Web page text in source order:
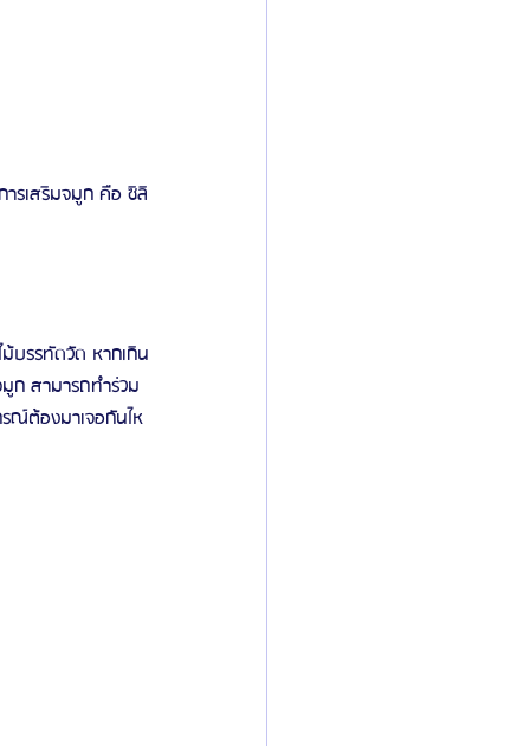
ม้บรรทัดวัด หากเกิน
ก สามารถทำร่วม
ณ์ต้องมาเจอกันไห